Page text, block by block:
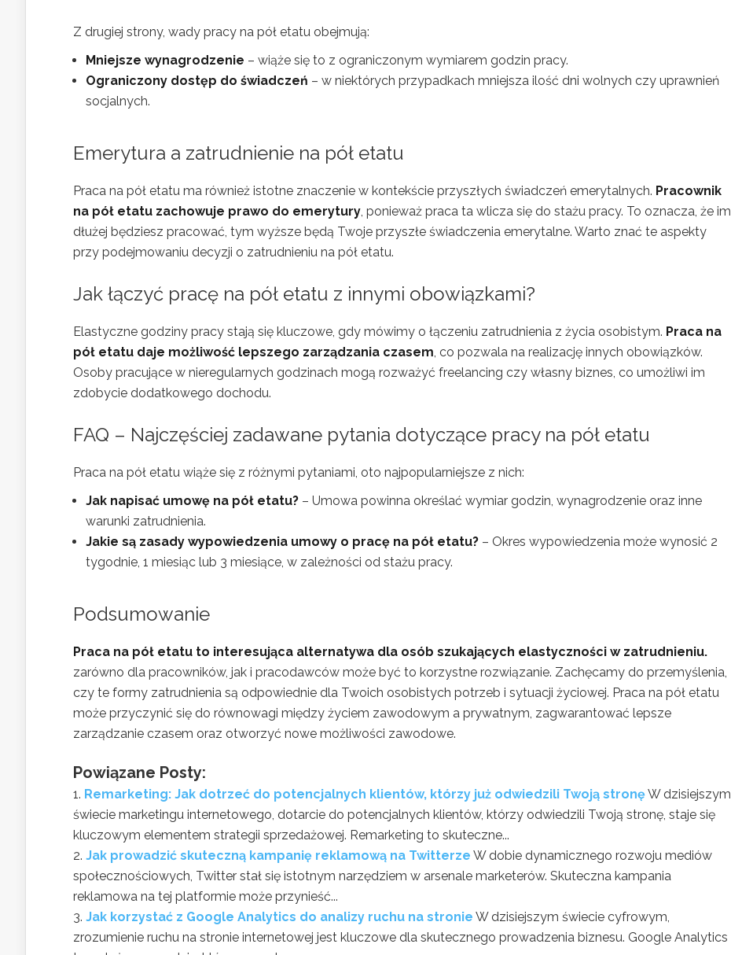
Z drugiej strony, wady pracy na pół etatu obejmują:
Mniejsze wynagrodzenie – wiąże się to z ograniczonym wymiarem godzin pracy.
Ograniczony dostęp do świadczeń – w niektórych przypadkach mniejsza ilość dni wolnych czy uprawnień
socjalnych.
Emerytura a zatrudnienie na pół etatu
Praca na pół etatu ma również istotne znaczenie w kontekście przyszłych świadczeń emerytalnych. Pracownik
na pół etatu zachowuje prawo do emerytury , ponieważ praca ta wlicza się do stażu pracy. To oznacza, że im
dłużej będziesz pracować, tym wyższe będą Twoje przyszłe świadczenia emerytalne. Warto znać te aspekty
przy podejmowaniu decyzji o zatrudnieniu na pół etatu.
Jak łączyć pracę na pół etatu z innymi obowiązkami?
Elastyczne godziny pracy stają się kluczowe, gdy mówimy o łączeniu zatrudnienia z życia osobistym. Praca na
pół etatu daje możliwość lepszego zarządzania czasem , co pozwala na realizację innych obowiązków.
Osoby pracujące w nieregularnych godzinach mogą rozważyć freelancing czy własny biznes, co umożliwi im
zdobycie dodatkowego dochodu.
FAQ – Najczęściej zadawane pytania dotyczące pracy na pół etatu
Praca na pół etatu wiąże się z różnymi pytaniami, oto najpopularniejsze z nich:
Jak napisać umowę na pół etatu? – Umowa powinna określać wymiar godzin, wynagrodzenie oraz inne
warunki zatrudnienia.
Jakie są zasady wypowiedzenia umowy o pracę na pół etatu? – Okres wypowiedzenia może wynosić 2
tygodnie, 1 miesiąc lub 3 miesiące, w zależności od stażu pracy.
Podsumowanie
Praca na pół etatu to interesująca alternatywa dla osób szukających elastyczności w zatrudnieniu.
zarówno dla pracowników, jak i pracodawców może być to korzystne rozwiązanie. Zachęcamy do przemyślenia,
czy te formy zatrudnienia są odpowiednie dla Twoich osobistych potrzeb i sytuacji życiowej. Praca na pół etatu
może przyczynić się do równowagi między życiem zawodowym a prywatnym, zagwarantować lepsze
zarządzanie czasem oraz otworzyć nowe możliwości zawodowe.
Powiązane Posty:
Remarketing: Jak dotrzeć do potencjalnych klientów, którzy już odwiedzili Twoją stronęW dzisiejszym
świecie marketingu internetowego, dotarcie do potencjalnych klientów, którzy odwiedzili Twoją stronę, staje się
kluczowym elementem strategii sprzedażowej. Remarketing to skuteczne...
Jak prowadzić skuteczną kampanię reklamową na Twitterze W dobie dynamicznego rozwoju mediów
społecznościowych, Twitter stał się istotnym narzędziem w arsenale marketerów. Skuteczna kampania
reklamowa na tej platformie może przynieść...
Jak korzystać z Google Analytics do analizy ruchu na stronie W dzisiejszym świecie cyfrowym,
zrozumienie ruchu na stronie internetowej jest kluczowe dla skutecznego prowadzenia biznesu. Google Analytics